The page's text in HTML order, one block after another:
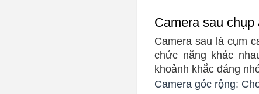
Camera sau
Camera sau là cụm
chức năng khác
khoảnh khắc đáng
Camera góc rộng: